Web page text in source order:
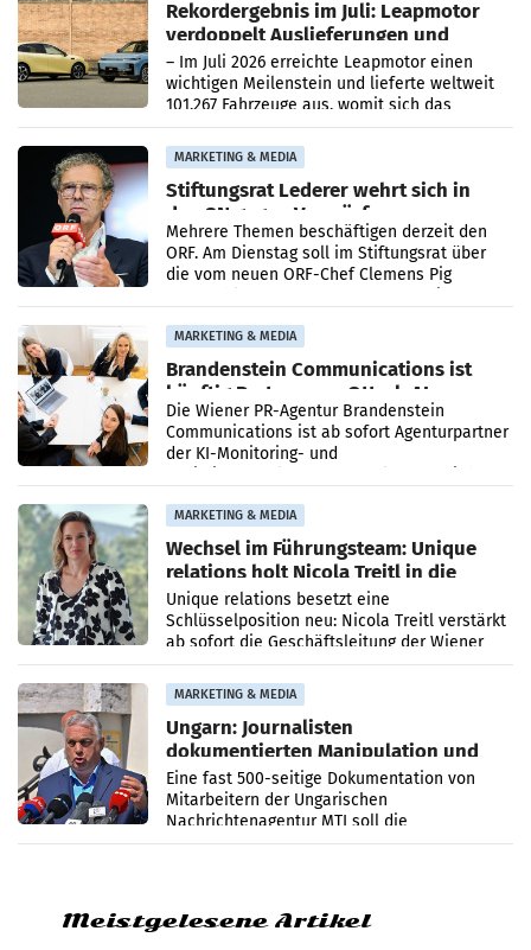
Rekordergebnis im Juli: Leapmotor
verdoppelt Auslieferungen und
überschreitet die 100.000er-Marke
– Im Juli 2026 erreichte Leapmotor einen
wichtigen Meilenstein und lieferte weltweit
101.267 Fahrzeuge aus, womit sich das
Ergebnis gegenüber Juli 2025 mehr als
verdoppelte (+102
MARKETING & MEDIA
Stiftungsrat Lederer wehrt sich in
den SN gegen Vorwürfe
Mehrere Themen beschäftigen derzeit den
ORF. Am Dienstag soll im Stiftungsrat über
die vom neuen ORF-Chef Clemens Pig
MARKETING & MEDIA
Brandenstein Communications ist
künftig Partner von OtterlyAI
Die Wiener PR-Agentur Brandenstein
Communications ist ab sofort Agenturpartner
der KI-Monitoring- und
MARKETING & MEDIA
Wechsel im Führungsteam: Unique
relations holt Nicola Treitl in die
Geschäftsleitung
Unique relations besetzt eine
Schlüsselposition neu: Nicola Treitl verstärkt
ab sofort die Geschäftsleitung der Wiener
PR-Agentur an der Seite von Josef Kalina und
Anna Kalina-Mahr.
MARKETING & MEDIA
Ungarn: Journalisten
dokumentierten Manipulation und
Zensur
Eine fast 500-seitige Dokumentation von
Mitarbeitern der Ungarischen
Nachrichtenagentur MTI soll die
systematische Nachrichten-Manipulation und
Meistgelesene Artikel